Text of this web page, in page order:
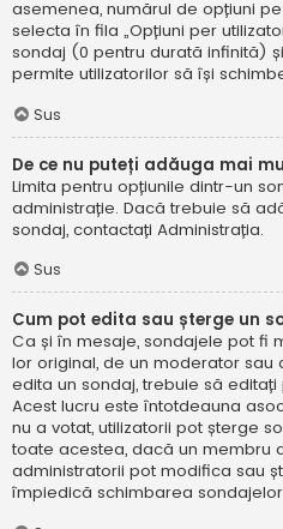
asemenea, numărul de opțiuni
selecta în fila „Opțiuni per
sondaj (0 pentru durată infinită)
permite utilizatorilor să își
Sus
De ce nu puteți adăuga mai
Limita pentru opțiunile dintr-un
administrație. Dacă trebuie să
sondaj, contactați Administrația.
Sus
Cum pot edita sau șterge un
Ca și în mesaje, sondajele pot fi
lor original, de un moderator sau
edita un sondaj, trebuie să
Acest lucru este întotdeauna
nu a votat, utilizatorii pot șterge
toate acestea, dacă un membru
administratorii pot modifica sau
împiedică schimbarea